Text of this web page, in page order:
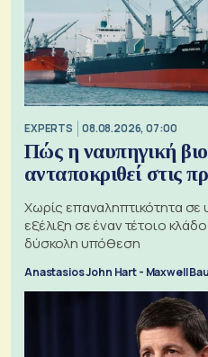
EXPERTS 08.08.2026, 07:00
Πώς η ναυπηγική
ανταποκριθεί στις
Χωρίς επαναληπτικότητα
εξέλιξη σε έναν τέτοιο
δύσκολη υπόθεση
Anastasios John Hart - Maxwell